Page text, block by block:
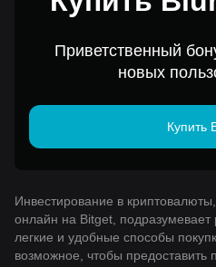
Приветственный
новых
Купить
Инвестирование в
онлайн на Bitget, подразумевает
легкие и удобные способы
возможное, чтобы